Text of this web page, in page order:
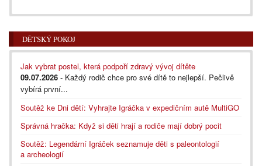
DĚTSKÝ POKOJ
Jak vybrat postel, která podpoří zdravý vývoj dítěte
09.07.2026 - Každý rodič chce pro své dítě to nejlepší. Pečlivě
vybírá první...
Soutěž ke Dni dětí: Vyhrajte Igráčka v expedičním autě MultiGO
Správná hračka: Když si děti hrají a rodiče mají dobrý pocit
Soutěž: Legendární Igráček seznamuje děti s paleontologií
a archeologií